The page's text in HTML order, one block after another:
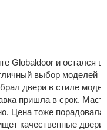
Globaldoor и остался в
выбор моделей
двери в стиле
пришла в срок.
Цена тоже
качественные